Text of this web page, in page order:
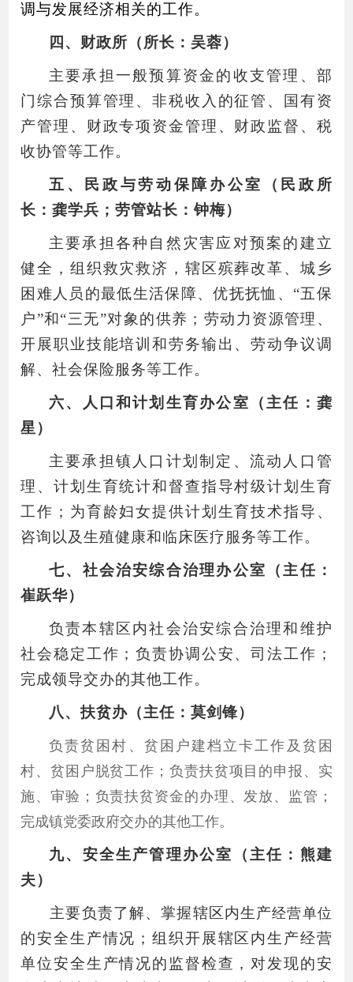
调与发展经济相关的工作。
四、财政所（所长：吴蓉）
主要承担一般预算资金的收支管理、部
门综合预算管理、非税收入的征管、国有资
产管理、财政专项资金管理、财政监督、税
收协管等工作。
五、民政与劳动保障办公室（民政所
长：龚学兵；劳管站长：钟梅）
主要承担各种自然灾害应对预案的建立
健全，组织救灾救济，辖区殡葬改革、城乡
困难人员的最低生活保障、优抚抚恤、“五保
户”和“三无”对象的供养；劳动力资源管理、
开展职业技能培训和劳务输出、劳动争议调
解、社会保险服务等工作。
六、人口和计划生育办公室（主任：龚
星）
主要承担镇人口计划制定、流动人口管
理、计划生育统计和督查指导村级计划生育
工作；为育龄妇女提供计划生育技术指导、
咨询以及生殖健康和临床医疗服务等工作。
七、社会治安综合治理办公室（主任：
崔跃华）
负责本辖区内社会治安综合治理和维护
社会稳定工作；负责协调公安、司法工作；
完成领导交办的其他工作。
八、扶贫办（主任：莫剑锋）
负责贫困村、贫困户建档立卡工作及贫困
村、贫困户脱贫工作；负责扶贫项目的申报、实
施、审验；负责扶贫资金的办理、发放、监管；
完成镇党委政府交办的其他工作。
九、安全生产管理办公室（主任：熊建
夫）
主要负责了解、掌握辖区内生产经营单位
的安全生产情况；组织开展辖区内生产经营
单位安全生产情况的监督检查，对发现的安